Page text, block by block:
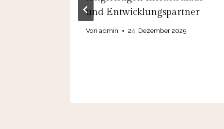
und Entwicklungspartner
Von admin 24. Dezember 2025